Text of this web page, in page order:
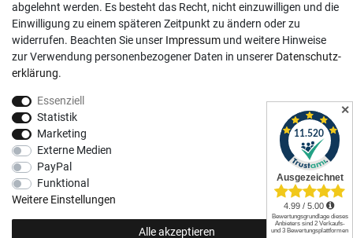
Login
Hilfe
Informationen
Impressum
Datenschutzerklärung
AGB
Vertrag widerrufen
Social Media
✕
abgelehnt werden. Es besteht das Recht, nicht einzuwilligen und die
Einwilligung zu einem späteren Zeitpunkt zu ändern oder zu
widerrufen. Beachten Sie unser Impressum und weitere Hinweise
zur Verwendung personenbezogener Daten in unserer Daten­schutz­
erklärung.
Essenziell
Statistik
Marketing
Externe Medien
PayPal
Funktional
Weitere Einstellungen
Alle akzeptieren